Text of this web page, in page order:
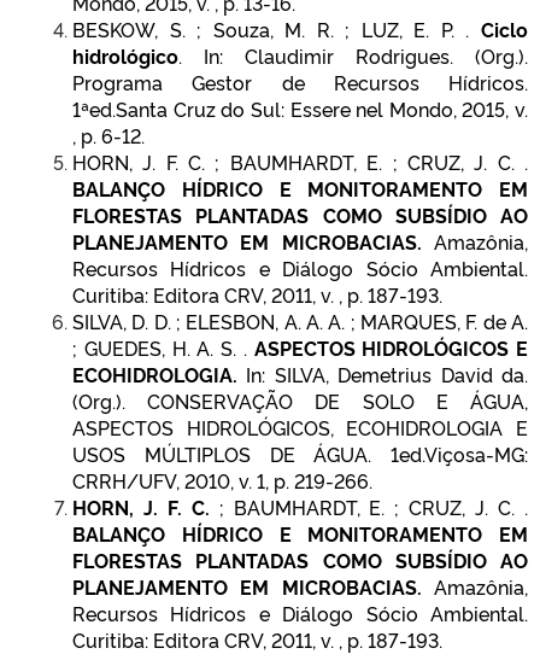
BESKOW, S. ; Souza, M. R. ; LUZ, E. P. . Ciclo
hidrológico. In: Claudimir Rodrigues. (Org.).
Programa Gestor de Recursos Hídricos.
1ªed.Santa Cruz do Sul: Essere nel Mondo, 2015, v.
, p. 6-12.
HORN, J. F. C. ; BAUMHARDT, E. ; CRUZ, J. C. .
BALANÇO HÍDRICO E MONITORAMENTO EM
FLORESTAS PLANTADAS COMO SUBSÍDIO AO
PLANEJAMENTO EM MICROBACIAS. Amazônia,
Recursos Hídricos e Diálogo Sócio Ambiental.
Curitiba: Editora CRV, 2011, v. , p. 187-193.
SILVA, D. D. ; ELESBON, A. A. A. ; MARQUES, F. de A.
; GUEDES, H. A. S. . ASPECTOS HIDROLÓGICOS E
ECOHIDROLOGIA. In: SILVA, Demetrius David da.
(Org.). CONSERVAÇÃO DE SOLO E ÁGUA,
ASPECTOS HIDROLÓGICOS, ECOHIDROLOGIA E
USOS MÚLTIPLOS DE ÁGUA. 1ed.Viçosa-MG:
CRRH/UFV, 2010, v. 1, p. 219-266.
HORN, J. F. C. ; BAUMHARDT, E. ; CRUZ, J. C. .
BALANÇO HÍDRICO E MONITORAMENTO EM
FLORESTAS PLANTADAS COMO SUBSÍDIO AO
PLANEJAMENTO EM MICROBACIAS. Amazônia,
Recursos Hídricos e Diálogo Sócio Ambiental.
Curitiba: Editora CRV, 2011, v. , p. 187-193.